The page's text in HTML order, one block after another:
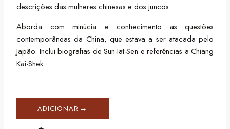
descrições das mulheres chinesas e dos juncos.
Aborda com minúcia e conhecimento as questões
contemporâneas da China, que estava a ser atacada pelo
Japão. Inclui biografias de Sun-Iat-Sen e referências a Chiang
Kai-Shek.
ADICIONAR